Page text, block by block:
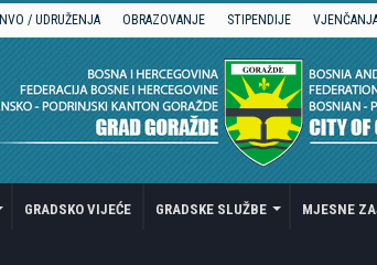
NVO / UDRUŽENJA OBRAZOVANJE STIPENDIJE
GRADSKO VIJEĆE GRADSKE SLUŽBE MJESNE